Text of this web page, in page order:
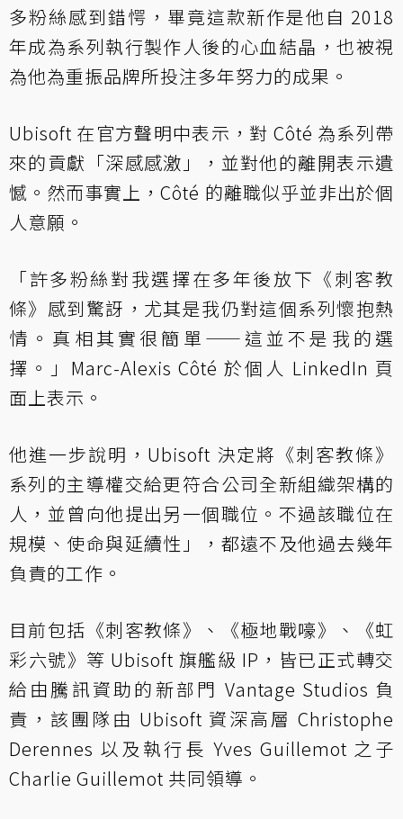
多粉絲感到錯愕，畢竟這款新作是他自 2018
年成為系列執行製作人後的心血結晶，也被視
為他為重振品牌所投注多年努力的成果。
Ubisoft 在官方聲明中表示，對 Côté 為系列帶
來的貢獻「深感感激」，並對他的離開表示遺
憾。然而事實上，Côté 的離職似乎並非出於個
人意願。
「許多粉絲對我選擇在多年後放下《刺客教
條》感到驚訝，尤其是我仍對這個系列懷抱熱
情。真相其實很簡單——這並不是我的選
擇。」Marc-Alexis Côté 於個人 LinkedIn 頁
面上表示。
他進一步說明，Ubisoft 決定將《刺客教條》
系列的主導權交給更符合公司全新組織架構的
人，並曾向他提出另一個職位。不過該職位在
規模、使命與延續性」，都遠不及他過去幾年
負責的工作。
目前包括《刺客教條》、《極地戰嚎》、《虹
彩六號》等 Ubisoft 旗艦級 IP，皆已正式轉交
給由騰訊資助的新部門 Vantage Studios 負
責，該團隊由 Ubisoft 資深高層 Christophe
Derennes 以及執行長 Yves Guillemot 之子
Charlie Guillemot 共同領導。